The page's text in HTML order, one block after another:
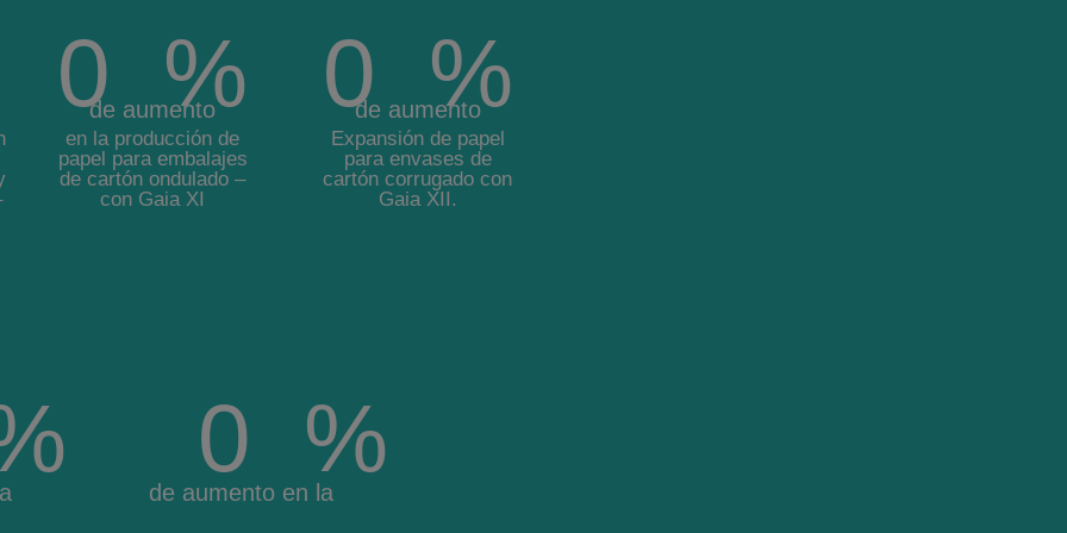
de aumento
0
  %
en la producción de
papel para embalajes
de cartón ondulado –
con Gaia XI
de aumento
0
  %
Expansión de papel
para envases de
cartón corrugado con
Gaia XII.
%
de aumento en la
0
  %